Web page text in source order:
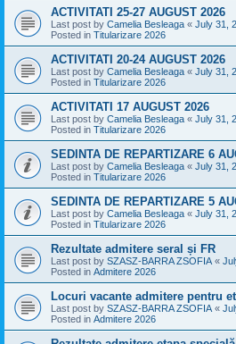
ACTIVITATI 25-27 AUGUST 2026
Last post by Camelia Besleaga « July 31,
Posted in Titularizare 2026
ACTIVITATI 20-24 AUGUST 2026
Last post by Camelia Besleaga « July 31,
Posted in Titularizare 2026
ACTIVITATI 17 AUGUST 2026
Last post by Camelia Besleaga « July 31,
Posted in Titularizare 2026
SEDINTA DE REPARTIZARE 6
Last post by Camelia Besleaga « July 31,
Posted in Titularizare 2026
SEDINTA DE REPARTIZARE 5
Last post by Camelia Besleaga « July 31,
Posted in Titularizare 2026
Rezultate admitere seral și FR
Last post by SZASZ-BARRA ZSOFIA «
Posted in Admitere 2026
Locuri vacante admitere pentru
Last post by SZASZ-BARRA ZSOFIA «
Posted in Admitere 2026